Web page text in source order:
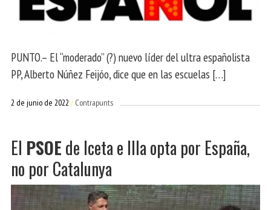
PUNTO.– El “moderado” (?) nuevo líder del ultra españolista
PP, Alberto Núñez Feijóo, dice que en las escuelas […]
2 de junio de 2022 Contrapunts
El PSOEde Iceta e Illa opta por España,
no por Catalunya